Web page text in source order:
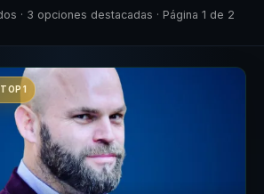
· 3 opciones destacadas · Página 1 de 2
1